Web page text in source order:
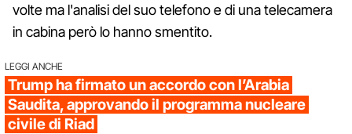
volte ma l'analisi del suo telefono e di una telecamera
in cabina però lo hanno smentito.
LEGGI ANCHE
Trump ha firmato un accordo con l’Arabia
Saudita, approvando il programma nucleare
civile di Riad